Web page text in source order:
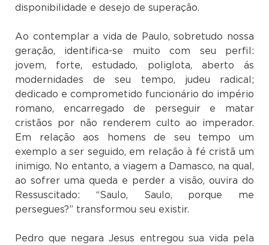
disponibilidade e desejo de superação.
Ao contemplar a vida de Paulo, sobretudo nossa
geração, identifica-se muito com seu perfil:
jovem, forte, estudado, poliglota, aberto ás
modernidades de seu tempo, judeu radical;
dedicado e comprometido funcionário do império
romano, encarregado de perseguir e matar
cristãos por não renderem culto ao imperador.
Em relação aos homens de seu tempo um
exemplo a ser seguido, em relação à fé cristã um
inimigo. No entanto, a viagem a Damasco, na qual,
ao sofrer uma queda e perder a visão, ouvira do
Ressuscitado: “Saulo, Saulo, porque me
persegues?” transformou seu existir.
Pedro que negara Jesus entregou sua vida pela